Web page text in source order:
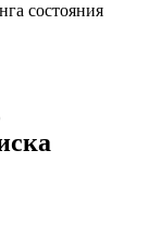
состояния